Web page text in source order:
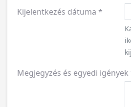
Kijelentkezés dátuma *
Megjegyzés és egyedi igények